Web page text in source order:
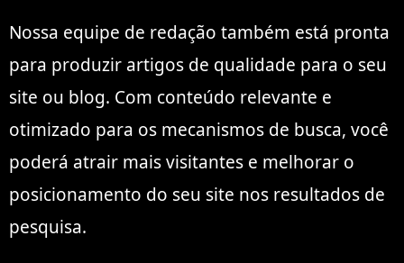
Nossa equipe de redação também está pronta
para produzir artigos de qualidade para o seu
site ou blog. Com conteúdo relevante e
otimizado para os mecanismos de busca, você
poderá atrair mais visitantes e melhorar o
posicionamento do seu site nos resultados de
pesquisa.